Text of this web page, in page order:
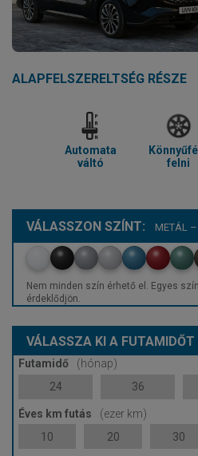
ALAPFELSZERELTSÉG RÉSZE
Automata
váltó
felni
VÁLASSZON SZÍNT: METÁL
Nem minden szín érhető el. Egyes
érdeklődjön.
VÁLASSZA KI A
Futamidő
(hónap)
24
36
Éves km futás
(ezer km)
10
20 30